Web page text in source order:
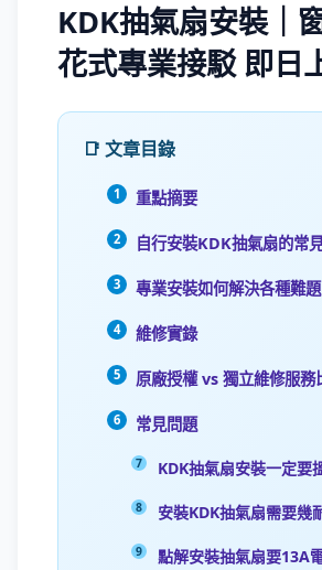
KDK抽氣扇安裝｜
花式專業接駁 即日
📑 文章目錄
重點摘要
自行安裝KDK抽氣扇的常
專業安裝如何解決各種難題
維修實錄
原廠授權 vs 獨立維修服務
常見問題
KDK抽氣扇安裝一定要
安裝KDK抽氣扇需要幾
點解安裝抽氣扇要13A